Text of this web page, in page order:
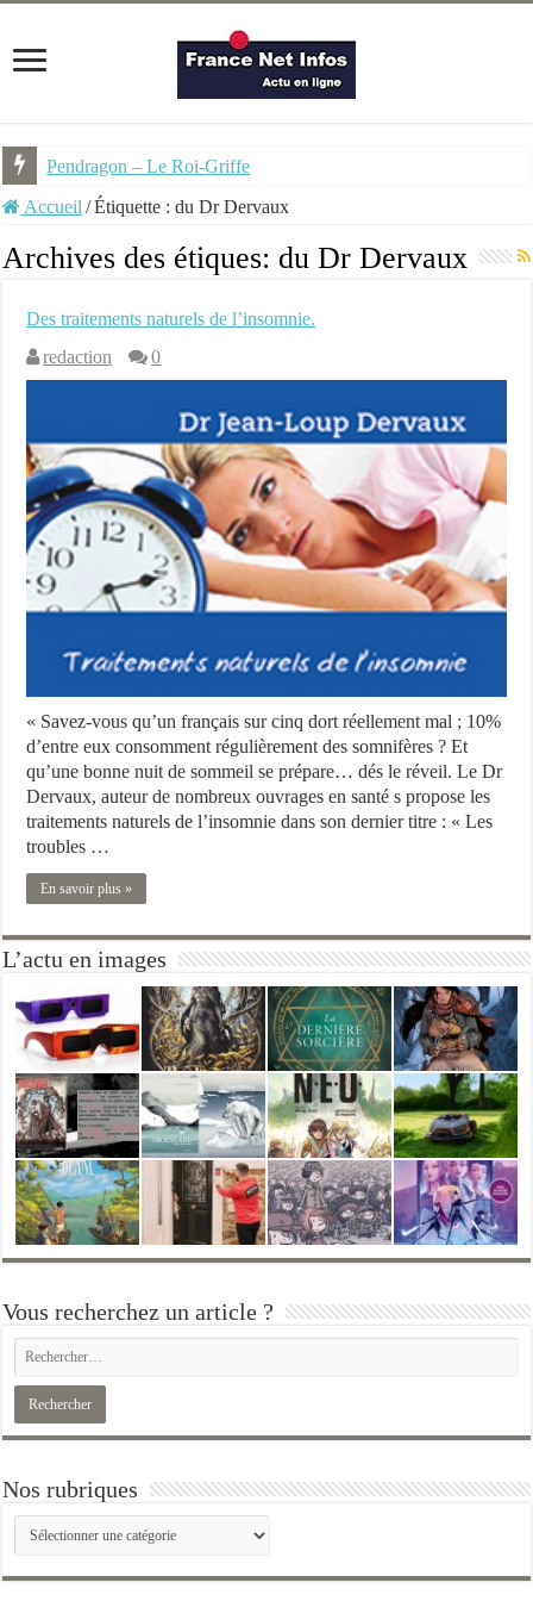
Pendragon – Le Roi-Griffe
Accueil /Étiquette :du Dr Dervaux
Archives des étiques: du Dr Dervaux
Des traitements naturels de l’insomnie.
redaction
0
« Savez-vous qu’un français sur cinq dort réellement mal ; 10%
d’entre eux consomment régulièrement des somnifères ? Et
qu’une bonne nuit de sommeil se prépare… dés le réveil. Le Dr
Dervaux, auteur de nombreux ouvrages en santé s propose les
traitements naturels de l’insomnie dans son dernier titre : « Les
troubles …
En savoir plus »
L’actu en images
Vous recherchez un article ?
Nos rubriques
Nos
rubriques